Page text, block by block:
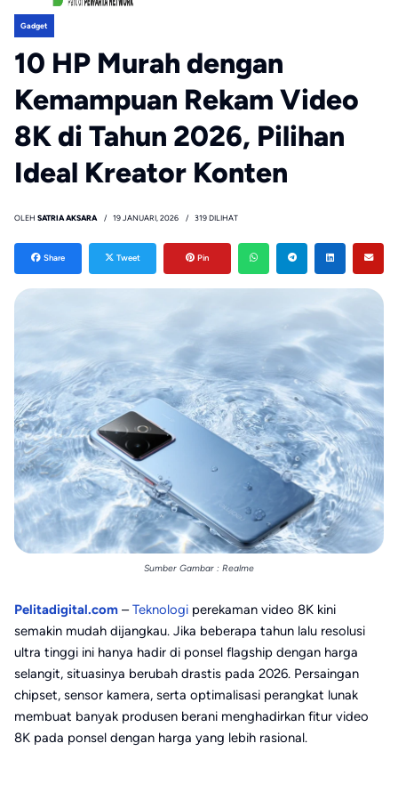
Gadget
10 HP Murah dengan
Kemampuan Rekam Video
8K di Tahun 2026, Pilihan
Ideal Kreator Konten
OLEH SATRIA AKSARA 19 JANUARI, 2026 319 DILIHAT
Share Tweet Pin
Sumber Gambar : Realme
Pelitadigital.com –Teknologi perekaman video 8K kini
semakin mudah dijangkau. Jika beberapa tahun lalu resolusi
ultra tinggi ini hanya hadir di ponsel flagship dengan harga
selangit, situasinya berubah drastis pada 2026. Persaingan
chipset, sensor kamera, serta optimalisasi perangkat lunak
membuat banyak produsen berani menghadirkan fitur video
8K pada ponsel dengan harga yang lebih rasional.